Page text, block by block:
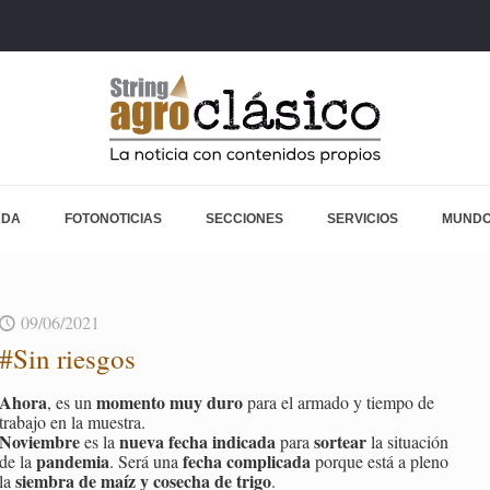
FOTONOTICIAS SECCIONES SERVICIOS
09/06/2021
#Sin ries­gos
Ahora, es unmo­men­to muy duropara el ar­ma­do y tiem­po de
tra­ba­jo en la mues­tra.
No­viem­brees lanueva fecha in­di­ca­daparasor­tearla si­tua­ción
de lapan­de­mia. Será unafecha com­pli­ca­dapor­que está a pleno
lasiem­bra de maíz y co­se­cha de trigo.